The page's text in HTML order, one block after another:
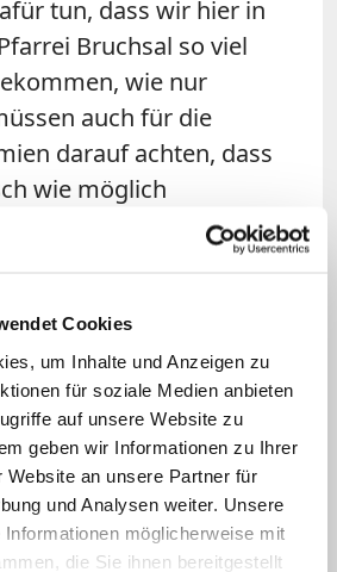
Cookies
um Inhalte und Anzeigen zu
für soziale Medien anbieten
auf unsere Website zu
geben wir Informationen zu Ihrer
Website an unsere Partner für
und Analysen weiter. Unsere
möglicherweise mit
die Sie ihnen bereitgestellt
tun, dass wir hier in
Bruchsal so viel
wie nur
auch für die
darauf achten, dass
wie möglich
sind. Das setzt
dass wir Frauen finden,
stattfindet."